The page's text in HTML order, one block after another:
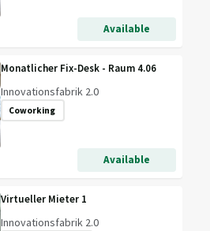
Available
Monatlicher Fix-Desk - Raum 4.06
Innovationsfabrik 2.0
Coworking
Available
Virtueller Mieter 1
Innovationsfabrik 2.0